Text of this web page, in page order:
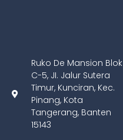
Ruko De Mansion Blok
C-5, JI. Jalur Sutera
Timur, Kunciran, Kec.
Pinang, Kota
Tangerang, Banten
15143